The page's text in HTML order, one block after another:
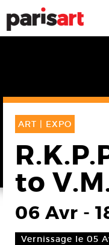
ART | EXPO
to
06 Avr -
Vernissage le 05